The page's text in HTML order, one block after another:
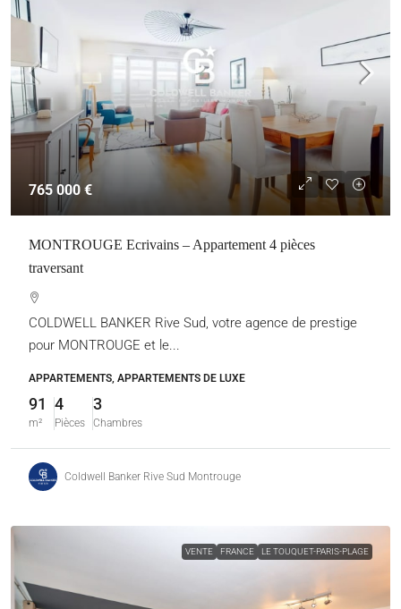
765 000 €
MONTROUGE Ecrivains – Appartement 4 pièces
traversant
COLDWELL BANKER Rive Sud, votre agence de prestige
pour MONTROUGE et le...
APPARTEMENTS, APPARTEMENTS DE LUXE
91
m²
4
Pièces
3
Chambres
Coldwell Banker Rive Sud Montrouge
VENTE FRANCE LE TOUQUET-PARIS-PLAGE